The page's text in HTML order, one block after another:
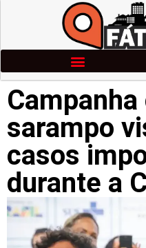
sarampo
casos
durante a